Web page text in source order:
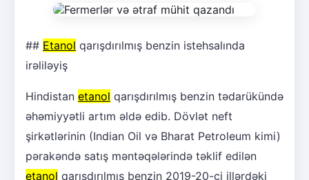
## Etanol qarışdırılmış benzin istehsalında
irəliləyiş
Hindistan etanol qarışdırılmış benzin tədarükündə
əhəmiyyətli artım əldə edib. Dövlət neft
şirkətlərinin (Indian Oil və Bharat Petroleum kimi)
pərakəndə satış məntəqələrində təklif edilən
etanol qarışdırılmış benzin 2019-20-ci illərdəki